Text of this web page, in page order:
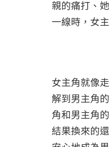
親的痛打、
一線時，女
女主角就像
解到男主角
角和男主角
結果換來的